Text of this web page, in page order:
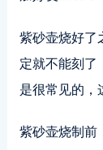
紫砂壶烧好了
定就不能刻了
是很常见的，
紫砂壶烧制前